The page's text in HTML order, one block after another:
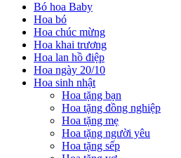
Bó hoa Baby
Hoa bó
Hoa chúc mừng
Hoa khai trương
Hoa lan hồ điệp
Hoa ngày 20/10
Hoa sinh nhật
Hoa tặng bạn
Hoa tặng đồng nghiệp
Hoa tặng mẹ
Hoa tặng người yêu
Hoa tặng sếp